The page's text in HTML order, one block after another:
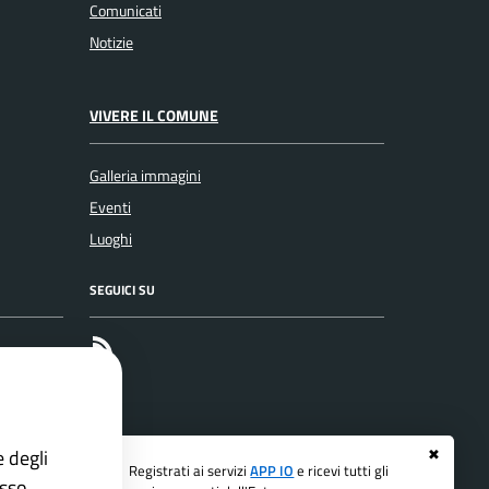
✖
Registrati ai serviziAPP IO e ricevi tutti gli
Comunicati
Notizie
VIVERE IL COMUNE
Galleria immagini
Eventi
Luoghi
SEGUICI SU
degli